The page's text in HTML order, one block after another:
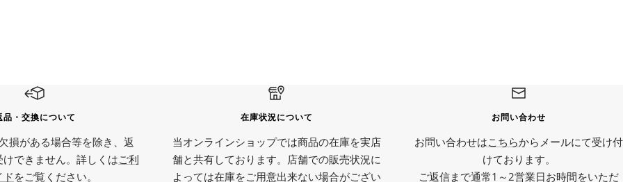
品・交換について
損がある場合等を除き、返
できません。詳しくはご利
ド をご覧ください。
在庫状況について
当オンラインショップでは商品の在庫を実店
舗と共有しております。店舗での販売状況に
よっては在庫をご用意出来ない場合がござい
お問い合わせ
お問い合わせはこちらからメールにて受け付
けております。
ご返信まで通常1～2営業日お時間をいただ